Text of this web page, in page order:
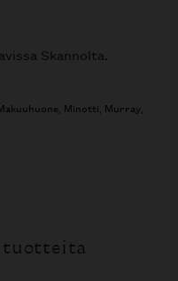
Skannolta.
, Minotti, Murray,
tuotteita